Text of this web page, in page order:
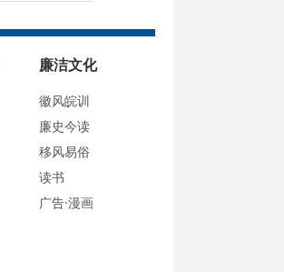
廉洁文化
徽风皖训
廉史今读
移风易俗
读书
广告·漫画